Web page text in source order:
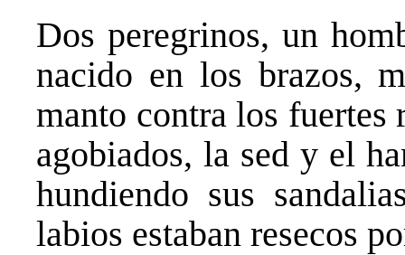
Dos peregrinos, un
nacido en los brazos,
manto contra los fuertes
agobiados, la sed y el
hundiendo sus
labios estaban resecos